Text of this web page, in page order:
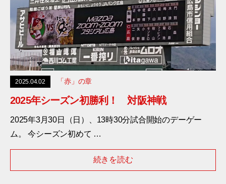
2025.04.02 「赤」の章
2025年シーズン初勝利！ 対阪神戦
2025年3月30日（日）、13時30分試合開始のデーゲー
ム。 今シーズン初めて …
続きを読む